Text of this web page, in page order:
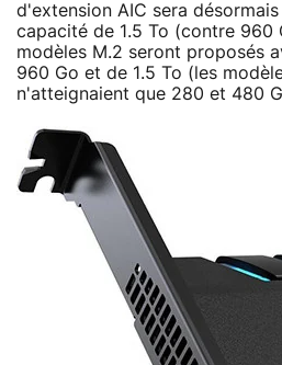
d'extension AIC sera
capacité de 1.5 To (contre 960
modèles M.2 seront proposés
960 Go et de 1.5 To (les
n'atteignaient que 280 et 480